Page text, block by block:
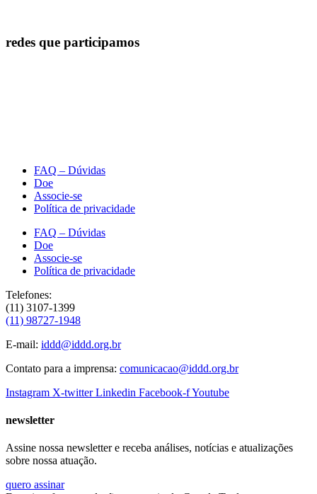
redes que participamos
FAQ – Dúvidas
Doe
Associe-se
Política de privacidade
FAQ – Dúvidas
Doe
Associe-se
Política de privacidade
Telefones:
(11) 3107-1399
(11) 98727-1948
E-mail: iddd@iddd.org.br
Contato para a imprensa: comunicacao@iddd.org.br
Instagram X-twitter Linkedin Facebook-fYoutube
newsletter
Assine nossa newsletter e receba análises, notícias e atualizações
sobre nossa atuação.
quero assinar